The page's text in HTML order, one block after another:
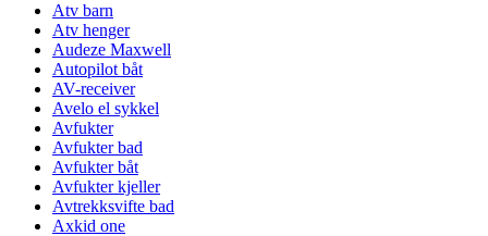
Atv barn
Atv henger
Audeze Maxwell
Autopilot båt
AV-receiver
Avelo el sykkel
Avfukter
Avfukter bad
Avfukter båt
Avfukter kjeller
Avtrekksvifte bad
Axkid one